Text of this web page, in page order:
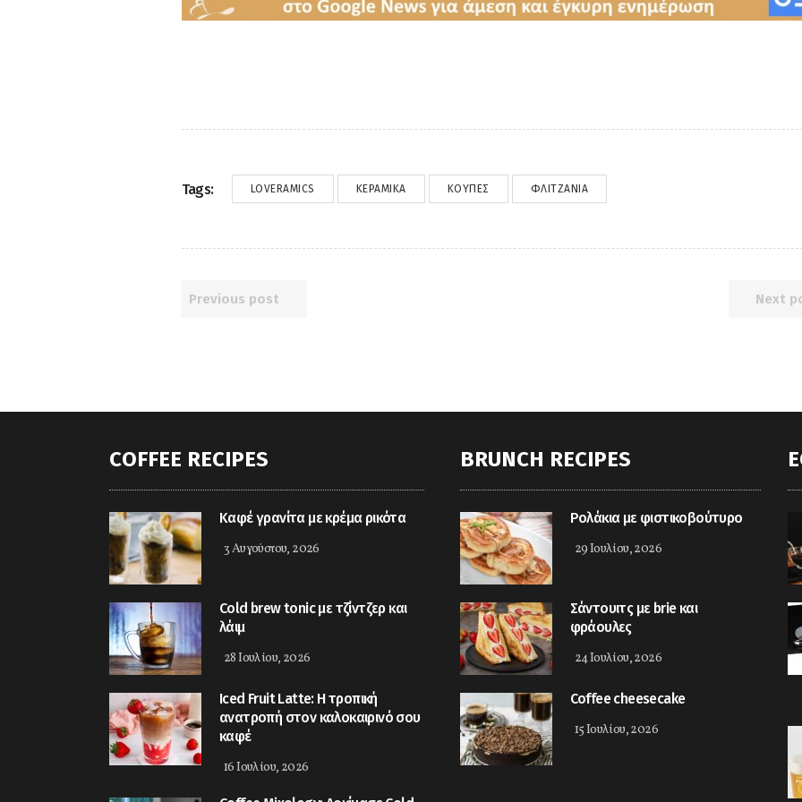
Tags: LOVERAMICS ΚΕΡΑΜΙΚΆ ΚΟΎΠΕΣ ΦΛΙΤΖΆΝΙΑ
Previous post Next
COFFEE RECIPES
Kαφέ γρανίτα με κρέμα ρικότα
3 Αυγούστου, 2026
Cold brew tonic με τζίντζερ και
λάιμ
28 Ιουλίου, 2026
Iced Fruit Latte: Η τροπική
ανατροπή στον καλοκαιρινό σου
καφέ
16 Ιουλίου, 2026
BRUNCH RECIPES
Ρολάκια με φιστικοβούτυρο
29 Ιουλίου, 2026
Σάντουιτς με brie και
φράουλες
24 Ιουλίου, 2026
Coffee cheesecake
15 Ιουλίου, 2026